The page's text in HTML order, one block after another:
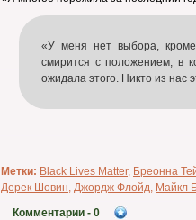
«У меня нет выбора,
смирится с положением, в
ожидала этого. Никто из нас
Метки: Black Lives Matter, Бреонна
Дерек Шовин, Джордж Флойд, Майкл
Комментарии - 0